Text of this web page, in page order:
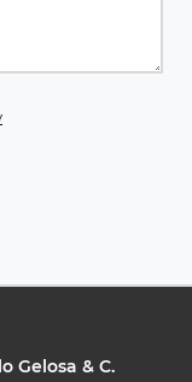
Gelosa & C.